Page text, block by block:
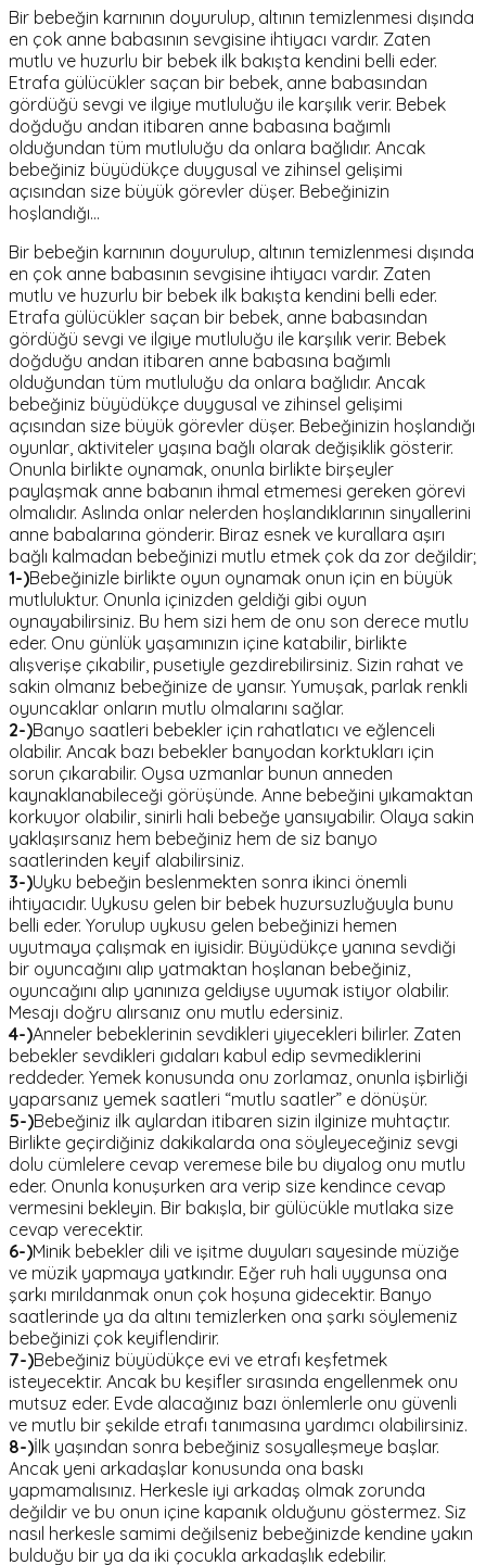
Bir bebeğin karnının doyurulup, altının temizlenmesi dışında
en çok anne babasının sevgisine ihtiyacı vardır. Zaten
mutlu ve huzurlu bir bebek ilk bakışta kendini belli eder.
Etrafa gülücükler saçan bir bebek, anne babasından
gördüğü sevgi ve ilgiye mutluluğu ile karşılık verir. Bebek
doğduğu andan itibaren anne babasına bağımlı
olduğundan tüm mutluluğu da onlara bağlıdır. Ancak
bebeğiniz büyüdükçe duygusal ve zihinsel gelişimi
açısından size büyük görevler düşer. Bebeğinizin
hoşlandığı…
Bir bebeğin karnının doyurulup, altının temizlenmesi dışında
en çok anne babasının sevgisine ihtiyacı vardır. Zaten
mutlu ve huzurlu bir bebek ilk bakışta kendini belli eder.
Etrafa gülücükler saçan bir bebek, anne babasından
gördüğü sevgi ve ilgiye mutluluğu ile karşılık verir. Bebek
doğduğu andan itibaren anne babasına bağımlı
olduğundan tüm mutluluğu da onlara bağlıdır. Ancak
bebeğiniz büyüdükçe duygusal ve zihinsel gelişimi
açısından size büyük görevler düşer. Bebeğinizin hoşlandığı
oyunlar, aktiviteler yaşına bağlı olarak değişiklik gösterir.
Onunla birlikte oynamak, onunla birlikte birşeyler
paylaşmak anne babanın ihmal etmemesi gereken görevi
olmalıdır. Aslında onlar nelerden hoşlandıklarının sinyallerini
anne babalarına gönderir. Biraz esnek ve kurallara aşırı
bağlı kalmadan bebeğinizi mutlu etmek çok da zor değildir;
1-)Bebeğinizle birlikte oyun oynamak onun için en büyük
mutluluktur. Onunla içinizden geldiği gibi oyun
oynayabilirsiniz. Bu hem sizi hem de onu son derece mutlu
eder. Onu günlük yaşamınızın içine katabilir, birlikte
alışverişe çıkabilir, pusetiyle gezdirebilirsiniz. Sizin rahat ve
sakin olmanız bebeğinize de yansır. Yumuşak, parlak renkli
oyuncaklar onların mutlu olmalarını sağlar.
2-)Banyo saatleri bebekler için rahatlatıcı ve eğlenceli
olabilir. Ancak bazı bebekler banyodan korktukları için
sorun çıkarabilir. Oysa uzmanlar bunun anneden
kaynaklanabileceği görüşünde. Anne bebeğini yıkamaktan
korkuyor olabilir, sinirli hali bebeğe yansıyabilir. Olaya sakin
yaklaşırsanız hem bebeğiniz hem de siz banyo
saatlerinden keyif alabilirsiniz.
3-)Uyku bebeğin beslenmekten sonra ikinci önemli
ihtiyacıdır. Uykusu gelen bir bebek huzursuzluğuyla bunu
belli eder. Yorulup uykusu gelen bebeğinizi hemen
uyutmaya çalışmak en iyisidir. Büyüdükçe yanına sevdiği
bir oyuncağını alıp yatmaktan hoşlanan bebeğiniz,
oyuncağını alıp yanınıza geldiyse uyumak istiyor olabilir.
Mesajı doğru alırsanız onu mutlu edersiniz.
4-)Anneler bebeklerinin sevdikleri yiyecekleri bilirler. Zaten
bebekler sevdikleri gıdaları kabul edip sevmediklerini
reddeder. Yemek konusunda onu zorlamaz, onunla işbirliği
yaparsanız yemek saatleri “mutlu saatler” e dönüşür.
5-)Bebeğiniz ilk aylardan itibaren sizin ilginize muhtaçtır.
Birlikte geçirdiğiniz dakikalarda ona söyleyeceğiniz sevgi
dolu cümlelere cevap veremese bile bu diyalog onu mutlu
eder. Onunla konuşurken ara verip size kendince cevap
vermesini bekleyin. Bir bakışla, bir gülücükle mutlaka size
cevap verecektir.
6-)Minik bebekler dili ve işitme duyuları sayesinde müziğe
ve müzik yapmaya yatkındır. Eğer ruh hali uygunsa ona
şarkı mırıldanmak onun çok hoşuna gidecektir. Banyo
saatlerinde ya da altını temizlerken ona şarkı söylemeniz
bebeğinizi çok keyiflendirir.
7-)Bebeğiniz büyüdükçe evi ve etrafı keşfetmek
isteyecektir. Ancak bu keşifler sırasında engellenmek onu
mutsuz eder. Evde alacağınız bazı önlemlerle onu güvenli
ve mutlu bir şekilde etrafı tanımasına yardımcı olabilirsiniz.
8-)İlk yaşından sonra bebeğiniz sosyalleşmeye başlar.
Ancak yeni arkadaşlar konusunda ona baskı
yapmamalısınız. Herkesle iyi arkadaş olmak zorunda
değildir ve bu onun içine kapanık olduğunu göstermez. Siz
nasıl herkesle samimi değilseniz bebeğinizde kendine yakın
bulduğu bir ya da iki çocukla arkadaşlık edebilir.